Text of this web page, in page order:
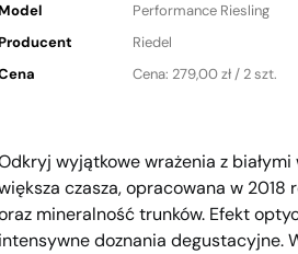
Performance Riesling
Riedel
Cena: 279,00 zł / 2 szt.
wyjątkowe wrażenia z
czasza, opracowana w
mineralność trunków. Efekt
intensywne doznania degustacyjne.